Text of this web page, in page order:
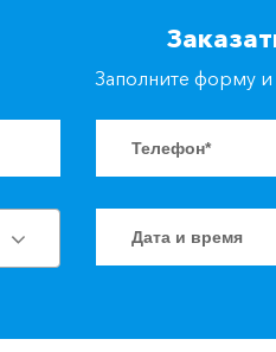
Заполните форму и